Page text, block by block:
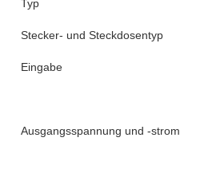
Typ
Stecker- und Steckdosentyp
Eingabe
Ausgangsspannung und -strom